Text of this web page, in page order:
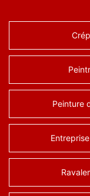
Peinture